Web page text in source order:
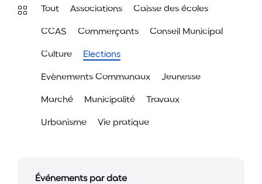
Tout Associations Caisse des écoles
CCAS Commerçants Conseil Municipal
Culture Elections
Evènements Communaux Jeunesse
Marché Municipalité Travaux
Urbanisme Vie pratique
Événements par date